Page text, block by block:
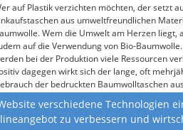
auf Plastik verzichten möchten, der setzt
aus umweltfreundlichen
Wem die Umwelt am Herzen liegt,
auf die Verwendung von Bio-
bei der Produktion viele Ressourcen
dagegen wirkt sich der lange, oft
der bedruckten Baumwolltaschen
Pluspunkt, gerade wenn der
transportiert wird.
verschiedene Technologien
zu verbessern und